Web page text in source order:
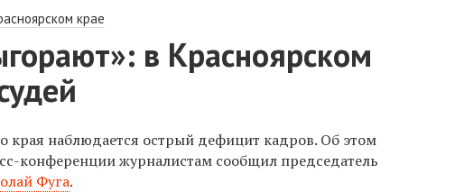
крае
в Красноярском
края наблюдается острый дефицит кадров. Об этом
конференции журналистам сообщил председатель
Фуга.